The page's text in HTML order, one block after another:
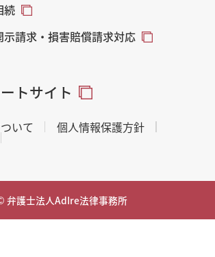
続
示請求・損害賠償請求対応
トサイト
いて 個人情報保護方針
弁護士法人AdIre法律事務所